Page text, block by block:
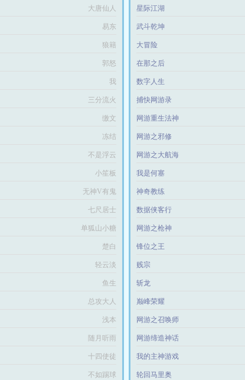
大唐仙人
易东
狼籍
郭怒
我
三分流火
缴文
冻结
不是浮云
小笙板
无神V有鬼
七尺居士
单狐山小糖
楚白
轻云淡
鱼生
总攻大人
浅本
随月听雨
十四使徒
不如踢球
星际江湖
武斗乾坤
大冒险
在那之后
数字人生
捕快网游录
网游重生法神
网游之邪修
网游之大航海
我是何塞
神奇教练
数据侠客行
网游之枪神
锋位之王
贱宗
斩龙
巅峰荣耀
网游之召唤师
网游缔造神话
我的主神游戏
轮回马里奥